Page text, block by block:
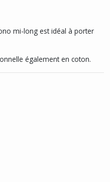
mi-long est idéal à porter
également en coton.